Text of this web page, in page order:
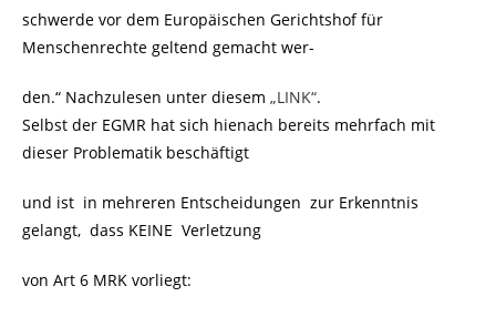
schwerde vor dem Europäischen Gerichtshof für
Menschenrechte geltend gemacht wer-
den.“ Nachzulesen unter diesem „LINK“.
Selbst der EGMR hat sich hienach bereits mehrfach mit
dieser Problematik beschäftigt
und ist in mehreren Entscheidungen zur Erkenntnis
gelangt, dass KEINE Verletzung
von Art 6 MRK vorliegt: